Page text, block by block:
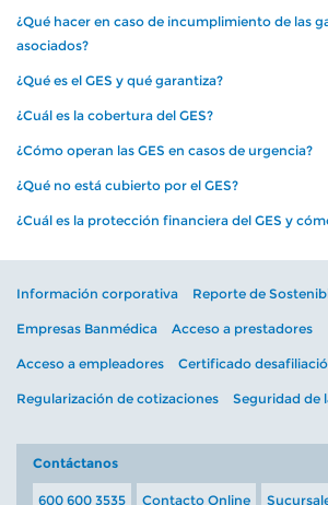
¿Qué hacer en caso de incumplimiento de las
asociados?
¿Qué es el GES y qué garantiza?
¿Cuál es la cobertura del GES?
¿Cómo operan las GES en casos de urgencia?
¿Qué no está cubierto por el GES?
¿Cuál es la protección financiera del GES y
Información corporativa Reporte de
Empresas Banmédica Acceso a prestadores
Acceso a empleadores Certificado
Regularización de cotizaciones Seguridad de
Contáctanos
600 600 3535 Contacto Online